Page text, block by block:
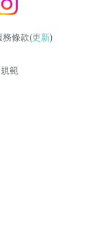
條款(更新)
範